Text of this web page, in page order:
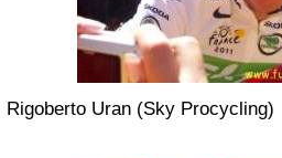
Rigoberto Uran (Sky Procycling)